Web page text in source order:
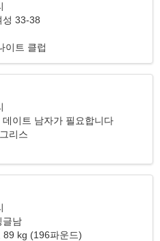
성 33-38
이트 클럽
데이트 남자가 필요합니다
리스
글남
kg (196파운드)